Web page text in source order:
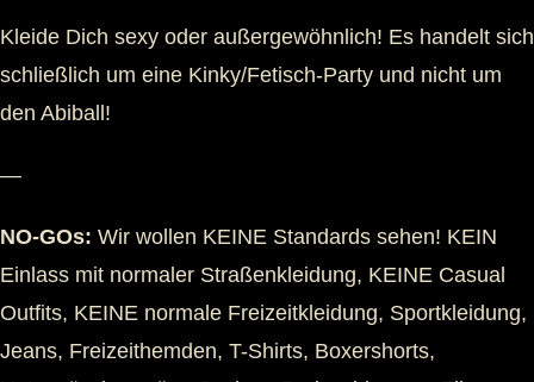
Kleide Dich sexy oder außergewöhnlich! Es handelt sich
schließlich um eine Kinky/Fetisch-Party und nicht um
den Abiball!
—
NO-GOs: Wir wollen KEINE Standards sehen! KEIN
Einlass mit normaler Straßenkleidung, KEINE Casual
Outfits, KEINE normale Freizeitkleidung, Sportkleidung,
Jeans, Freizeithemden, T-Shirts, Boxershorts,